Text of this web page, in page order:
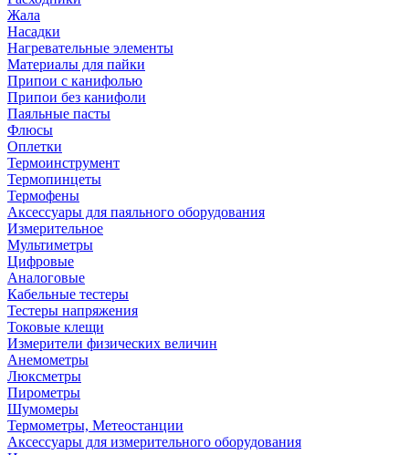
Жала
Насадки
Нагревательные элементы
Материалы для пайки
Припои с канифолью
Припои без канифоли
Паяльные пасты
Флюсы
Оплетки
Термоинструмент
Термопинцеты
Термофены
Аксессуары для паяльного оборудования
Измерительное
Мультиметры
Цифровые
Аналоговые
Кабельные тестеры
Тестеры напряжения
Токовые клещи
Измерители физических величин
Анемометры
Люксметры
Пирометры
Шумомеры
Термометры, Метеостанции
Аксессуары для измерительного оборудования